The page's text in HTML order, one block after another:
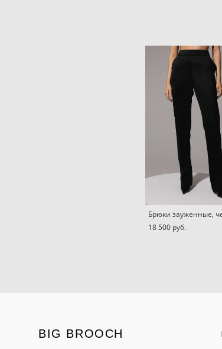
Брюки зауженные,
18 500 pуб.
BIG BROOCH